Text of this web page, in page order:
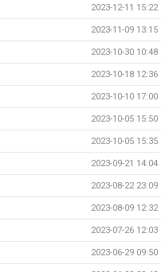
2023-12-11 15:22
2023-11-09 13:15
2023-10-30 10:48
2023-10-18 12:36
2023-10-10 17:00
2023-10-05 15:50
2023-10-05 15:35
2023-09-21 14:04
2023-08-22 23:09
2023-08-09 12:32
2023-07-26 12:03
2023-06-29 09:50